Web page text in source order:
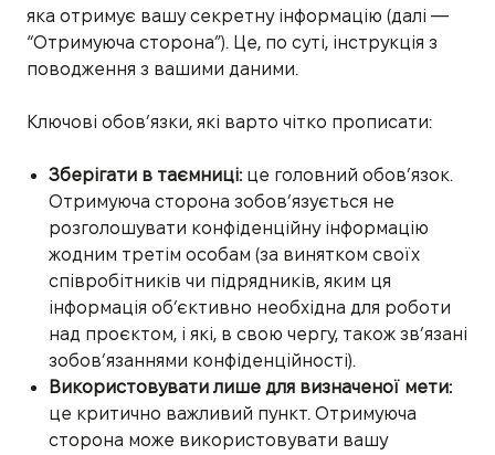
яка отримує вашу секретну інформацію (далі —
“Отримуюча сторона”). Це, по суті, інструкція з
поводження з вашими даними.
Ключові обов’язки, які варто чітко прописати:
Зберігати в таємниці:це головний обов’язок.
Отримуюча сторона зобов’язується не
розголошувати конфіденційну інформацію
жодним третім особам (за винятком своїх
співробітників чи підрядників, яким ця
інформація об’єктивно необхідна для роботи
над проєктом, і які, в свою чергу, також зв’язані
зобов’язаннями конфіденційності).
Використовувати лише для визначеної мети:
це критично важливий пункт. Отримуюча
сторона може використовувати вашу